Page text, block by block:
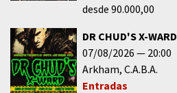
desde 90.000,00
DR CHUD'S X-WARD
07/08/2026
20:00
Arkham C.A.B.A.
Entradas